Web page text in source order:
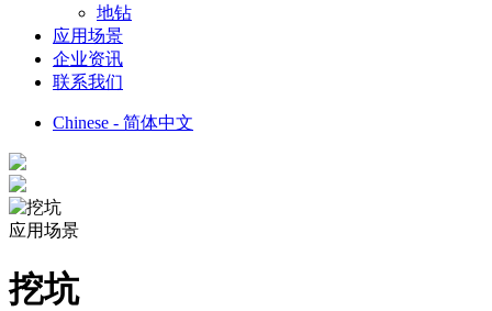
地钻
应用场景
企业资讯
联系我们
Chinese - 简体中文
应用场景
挖坑